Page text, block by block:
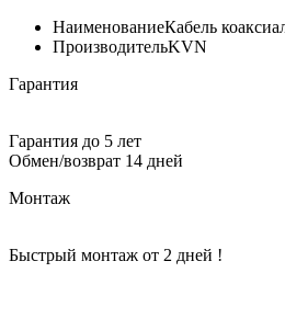
НаименованиеКабель
ПроизводительKVN
Гарантия
Гарантия до 5 лет
Обмен/возврат 14 дней
Монтаж
Быстрый монтаж от 2 дней !